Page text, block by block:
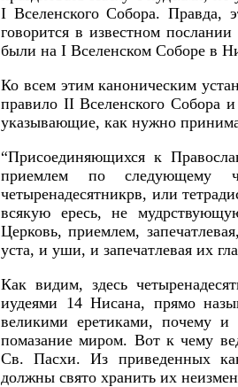
I Вселенского Собора. Правда,
говорится в известном
были на I Вселенском Соборе в
Ко всем этим каноническим
правило II Вселенского Собора
указывающие, как нужно
“Присоединяющихся к
приемлем по следующему
четыренадесятникрв, или
всякую ересь, не
Церковь, приемлем,
уста, и уши, и запечатлевая их
Как видим, здесь
иудеями 14 Нисана, прямо
великими еретиками, почему
помазание миром. Вот к чему
Св. Пасхи. Из приведенных
должны свято хранить их